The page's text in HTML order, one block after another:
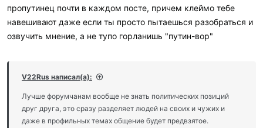
пропутинец почти в каждом посте, причем клеймо тебе
навешивают даже если ты просто пытаешься разобраться и
озвучить мнение, а не тупо горланишь "путин-вор"
V22Rus написал(а):
Лучше форумчанам вообще не знать политических позиций
друг друга, это сразу разделяет людей на своих и чужих и
даже в профильных темах общение будет предвзятое.